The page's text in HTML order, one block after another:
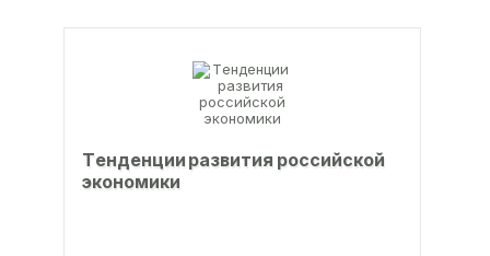
Тeндeнции paзвития poccийcкoй
экoнoмики